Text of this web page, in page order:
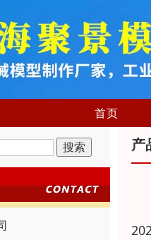
首页
产